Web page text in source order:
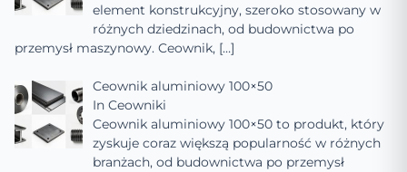
element konstrukcyjny, szeroko stosowany w
różnych dziedzinach, od budownictwa po
przemysł maszynowy. Ceownik, […]
Ceownik aluminiowy 100×50
In Ceowniki
Ceownik aluminiowy 100×50 to produkt, który
zyskuje coraz większą popularność w różnych
branżach, od budownictwa po przemysł